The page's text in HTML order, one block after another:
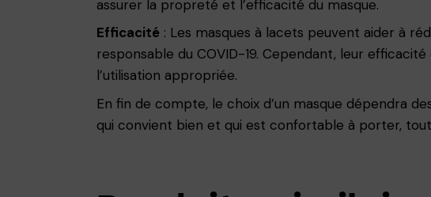
assurer la propreté et l’efficacité du masque.
Efficacité : Les masques à lacets peuvent aider à
responsable du COVID-19. Cependant, leur
l’utilisation appropriée.
En fin de compte, le choix d’un masque dépendra
qui convient bien et qui est confortable à porter,